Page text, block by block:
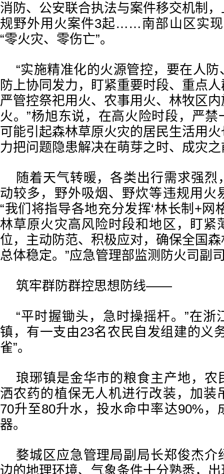
消防、公安联合执法与案件移交机制
规野外用火案件3起……南部山区实
“零火灾、零伤亡”。
“实施精准化的火源管控，要在人
防上协同发力，盯紧重要时段、重点
严管控祭祀用火、农事用火、林牧区
火。”杨旭东说，在高火险时段，严
可能引起森林草原火灾的居民生活用
力把问题隐患解决在萌芽之时、成灾
随着天气转暖，各类出行需求强烈
动较多，野外吸烟、野炊等违规用火
“我们将指导各地充分发挥‘林长制+网
林草原火灾高风险时段和地区，盯紧
位，主动防范、积极应对，确保全国
总体稳定。”应急管理部监测防火司副
筑牢群防群控思想防线——
“平时握锄头，急时操摇杆。”在浙
镇，有一支由23名农民自发组建的义
雀”。
琅琊镇是金华市的粮食主产地，农
洒农药的植保无人机进行改装，加装
70升至80升水，投水命中率达90%，
器。
婺城区应急管理局副局长郑俊杰介
边的地理环境、气象条件十分熟悉，